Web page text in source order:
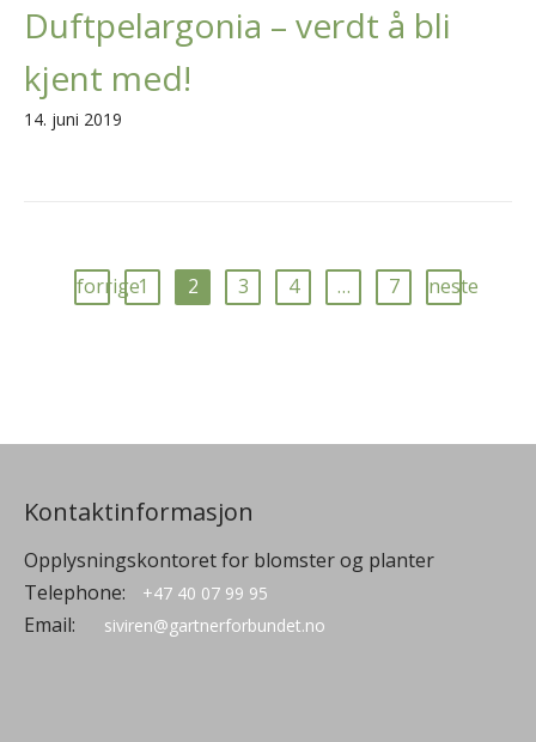
Duftpelargonia – verdt å bli
kjent med!
14. juni 2019
forrige1 2 3 4 … 7 neste
Kontaktinformasjon
Opplysningskontoret for blomster og planter
Telephone:
+47 40 07 99 95
Email: siviren@gartnerforbundet.no